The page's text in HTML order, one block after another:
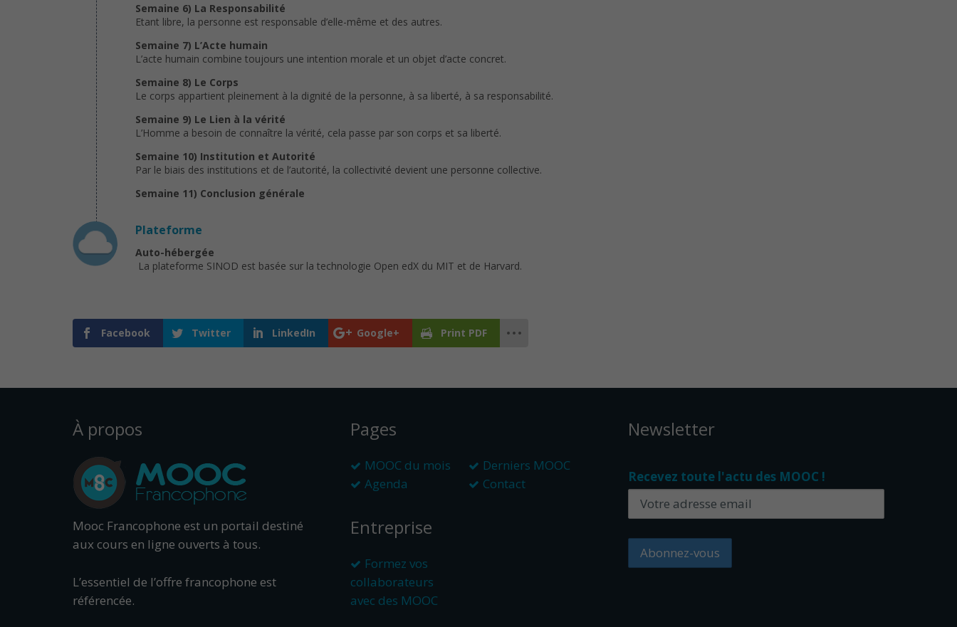
Semaine 6) La Responsabilité
Etant libre, la personne est responsable d’elle-même et des autres.
Semaine 7) L’Acte humain
L’acte humain combine toujours une intention morale et un objet d’acte concret.
Semaine 8) Le Corps
Le corps appartient pleinement à la dignité de la personne, à sa liberté, à sa responsabilité.
Semaine 9) Le Lien à la vérité
L’Homme a besoin de connaître la vérité, cela passe par son corps et sa liberté.
Semaine 10) Institution et Autorité
Par le biais des institutions et de l’autorité, la collectivité devient une personne collective.
Semaine 11) Conclusion générale
Plateforme
Auto-hébergée
La plateforme SINOD est basée sur la technologie Open edX du MIT et de Harvard.
Facebook Twitter LinkedIn Google+ Print PDF
À propos
Mooc Francophone est un portail destiné
aux cours en ligne ouverts à tous.
L’essentiel de l’offre francophone est
référencée.
Pages
MOOC du mois
Derniers MOOC
Agenda
Contact
Entreprise
Formez vos
collaborateurs
avec des MOOC
Newsletter
Recevez toute l'actu des MOOC !